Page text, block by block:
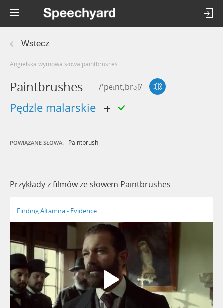
Wstecz
Angielska wymowa słowa paintbrushes
Paintbrushes /'peɪnt,brəʃ/
pędzle malarskie
POWIĄZANE SŁOWA: Paintbrush
Przykłady z filmów ze słowem Paintbrushes
Finding Altamira - Evidence